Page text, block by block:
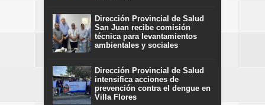
Dirección Provincial de Salud
San Juan recibe comisión
técnica para levantamientos
ambientales y sociales
Dirección Provincial de Salud
intensifica acciones de
prevención contra el dengue en
Villa Flores